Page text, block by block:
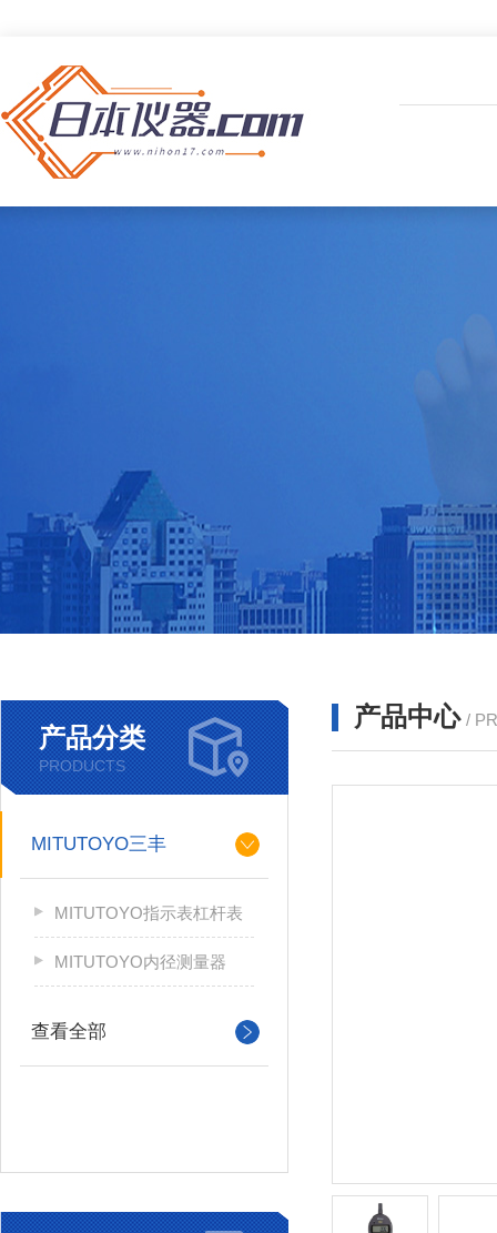
产品分类
PRODUCTS
MITUTOYO三丰
MITUTOYO指示表杠杆表
MITUTOYO内径测量器
查看全部
产品中心 /